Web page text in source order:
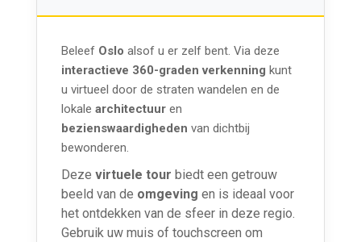
Beleef Oslo alsof u er zelf bent. Via deze
interactieve 360-graden verkenning kunt
u virtueel door de straten wandelen en de
lokale architectuur en
bezienswaardigheden van dichtbij
bewonderen.
Deze virtuele tour biedt een getrouw
beeld van de omgeving en is ideaal voor
het ontdekken van de sfeer in deze regio.
Gebruik uw muis of touchscreen om